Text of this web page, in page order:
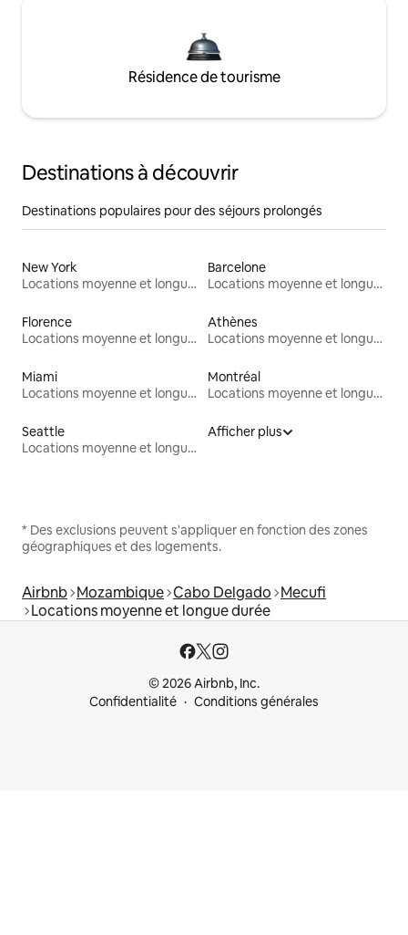
Résidence de tourisme
Destinations à découvrir
Destinations populaires pour des séjours prolongés
New York
Locations moyenne et longue durée
Barcelone
Locations moyenne et longue durée
Florence
Locations moyenne et longue durée
Athènes
Locations moyenne et longue durée
Miami
Locations moyenne et longue durée
Montréal
Locations moyenne et longue durée
Seattle
Locations moyenne et longue durée
Afficher plus
* Des exclusions peuvent s'appliquer en fonction des zones
géographiques et des logements.
Airbnb Mozambique Cabo Delgado Mecufi
Locations moyenne et longue durée
© 2026 Airbnb, Inc.
Confidentialité
Conditions générales